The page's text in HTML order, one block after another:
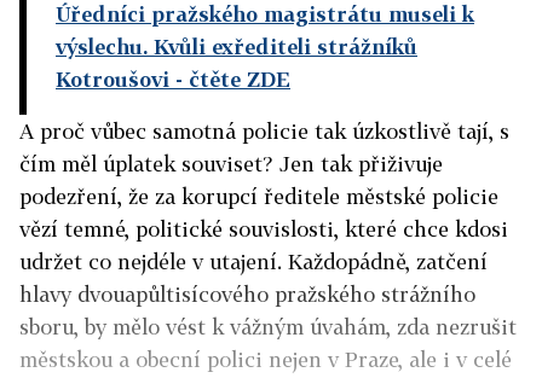
Úředníci pražského magistrátu museli k
výslechu. Kvůli exřediteli strážníků
Kotroušovi - čtěte ZDE
A proč vůbec samotná policie tak úzkostlivě tají, s
čím měl úplatek souviset? Jen tak přiživuje
podezření, že za korupcí ředitele městské policie
vězí temné, politické souvislosti, které chce kdosi
udržet co nejdéle v utajení. Každopádně, zatčení
hlavy dvouapůltisícového pražského strážního
sboru, by mělo vést k vážným úvahám, zda nezrušit
městskou a obecní polici nejen v Praze, ale i v celé